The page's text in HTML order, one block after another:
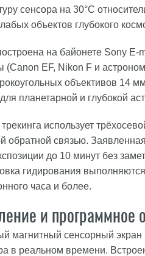
сенсора на 30°C
объектов глубокого
на байонете Sony E-
(Canon EF, Nikon F и
объективов 14
планетарной и глубокой
использует
обратной связью.
до 10 минут без
гидирования
часа и более.
и программное
магнитный сенсорный экран
в реальном времени.